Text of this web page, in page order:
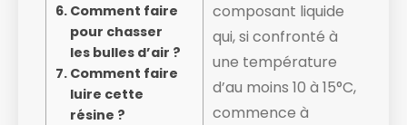
Comment faire
pour chasser
les bulles d’air ?
Comment faire
luire cette
résine ?
composant liquide ​
qui, si confronté à
une température
d’au moins 10 à 15°C,
commence à